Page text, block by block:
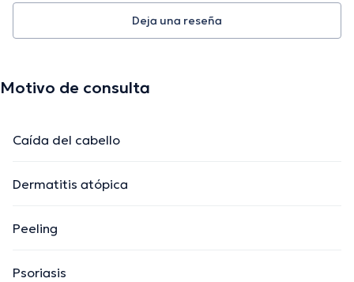
Deja una reseña
Motivo de consulta
Caída del cabello
Dermatitis atópica
Peeling
Psoriasis